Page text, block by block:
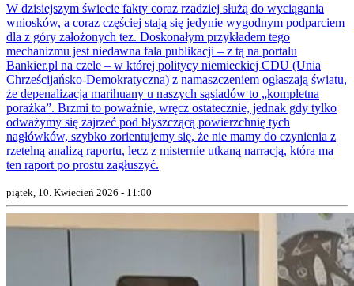
W dzisiejszym świecie fakty coraz rzadziej służą do wyciągania
wniosków, a coraz częściej stają się jedynie wygodnym podparciem
dla z góry założonych tez. Doskonałym przykładem tego
mechanizmu jest niedawna fala publikacji – z tą na portalu
Bankier.pl na czele – w której politycy niemieckiej CDU (Unia
Chrześcijańsko-Demokratyczna) z namaszczeniem ogłaszają światu,
że depenalizacja marihuany u naszych sąsiadów to „kompletna
porażka”. Brzmi to poważnie, wręcz ostatecznie, jednak gdy tylko
odważymy się zajrzeć pod błyszczącą powierzchnię tych
nagłówków, szybko zorientujemy się, że nie mamy do czynienia z
rzetelną analizą raportu, lecz z misternie utkaną narracją, która ma
ten raport po prostu zagłuszyć.
piątek, 10. Kwiecień 2026 - 11:00